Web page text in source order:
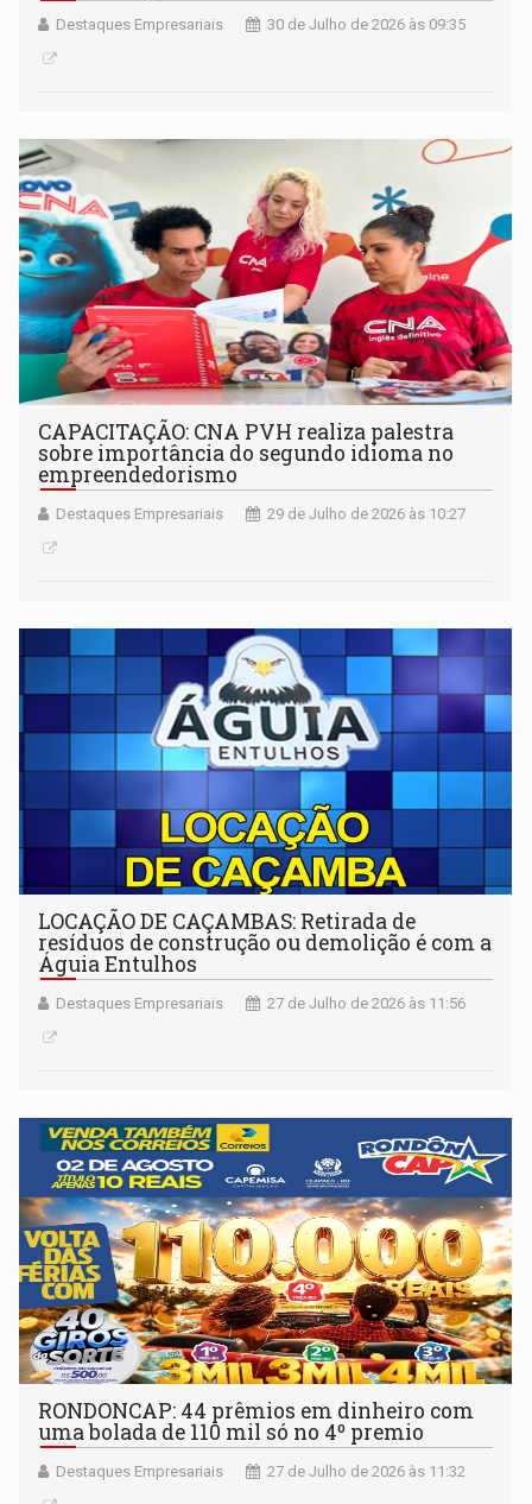
Destaques Empresariais 30 de Julho de 2026 às 09:35
CAPACITAÇÃO: CNA PVH realiza palestra
sobre importância do segundo idioma no
empreendedorismo
Destaques Empresariais 29 de Julho de 2026 às 10:27
LOCAÇÃO DE CAÇAMBAS: Retirada de
resíduos de construção ou demolição é com a
Águia Entulhos
Destaques Empresariais 27 de Julho de 2026 às 11:56
RONDONCAP: 44 prêmios em dinheiro com
uma bolada de 110 mil só no 4º premio
Destaques Empresariais 27 de Julho de 2026 às 11:32